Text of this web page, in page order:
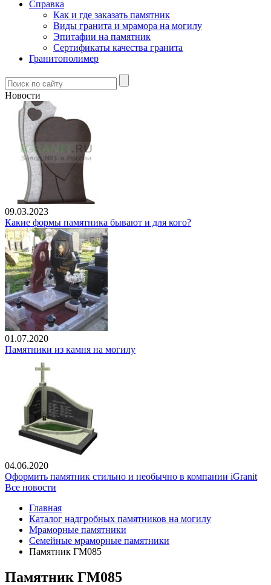
Справка
Как и где заказать памятник
Виды гранита и мрамора на могилу
Эпитафии на памятник
Сертификаты качества гранита
Гранитополимер
Новости
09.03.2023
Какие формы памятника бывают и для кого?
01.07.2020
Памятники из камня на могилу
04.06.2020
Оформить памятник стильно и необычно в компании iGranit
Все новости
Главная
Каталог надгробных памятников на могилу
Мраморные памятники
Семейные мраморные памятники
Памятник ГМ085
Памятник ГМ085